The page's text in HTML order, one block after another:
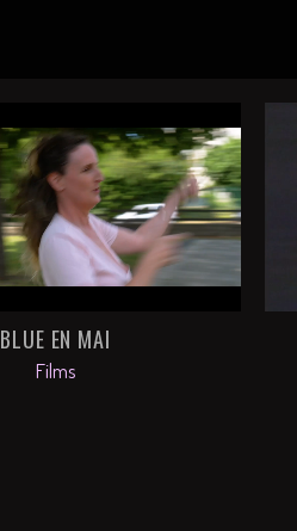
BLUE EN MAI
Films